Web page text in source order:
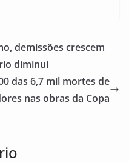
demissões crescem
diminui
das 6,7 mil mortes de
nas obras da Copa